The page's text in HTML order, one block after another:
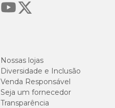
Nossas lojas
Diversidade e Inclusão
Venda Responsável
Seja um fornecedor
Transparência